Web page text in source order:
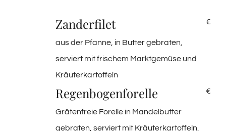
Zanderfilet €
aus der Pfanne, in Butter gebraten,
serviert mit frischem Marktgemüse und
Kräuterkartoffeln
Regenbogenforelle €
Grätenfreie Forelle in Mandelbutter
gebraten, serviert mit Kräuterkartoffeln.